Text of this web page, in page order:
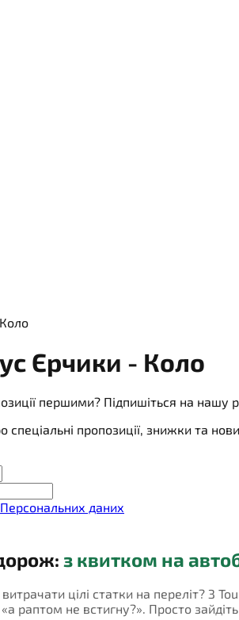
Єрчики - Коло
першими? Підпишіться на нашу
спеціальні пропозиції, знижки та
Персональних даних
з квитком на
цілі статки на переліт? З
раптом не встигну?». Просто